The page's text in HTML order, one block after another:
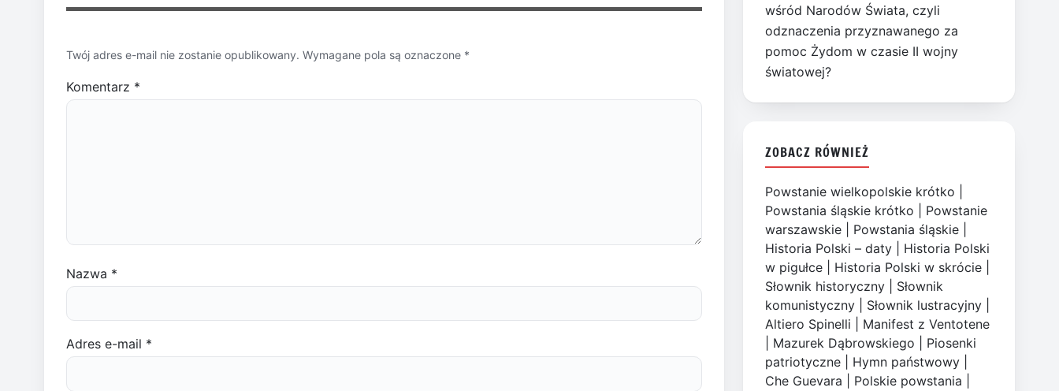
Twój adres e-mail nie zostanie opublikowany. Wymagane pola są oznaczone *
Komentarz *
Nazwa *
Adres e-mail *
wśród Narodów Świata, czyli
odznaczenia przyznawanego za
pomoc Żydom w czasie II wojny
światowej?
ZOBACZ RÓWNIEŻ
Powstanie wielkopolskie krótko
Powstania śląskie krótko
Powstanie
warszawskie
Powstania śląskie
Historia Polski – daty
Historia Polski
w pigułce
Historia Polski w skrócie
Słownik historyczny
Słownik
komunistyczny
Słownik lustracyjny
Altiero Spinelli
Manifest z Ventotene
Mazurek Dąbrowskiego
Piosenki
patriotyczne
Hymn państwowy
Che Guevara
Polskie powstania